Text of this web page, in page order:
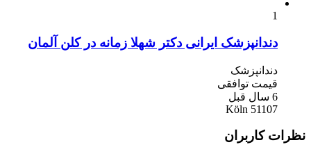
دندانپزشک ایرانی دکتر شهلا زمانه در کلن آلمان
دندانپزشک
قیمت توافقی
51107 Köln
نظرات کاربران